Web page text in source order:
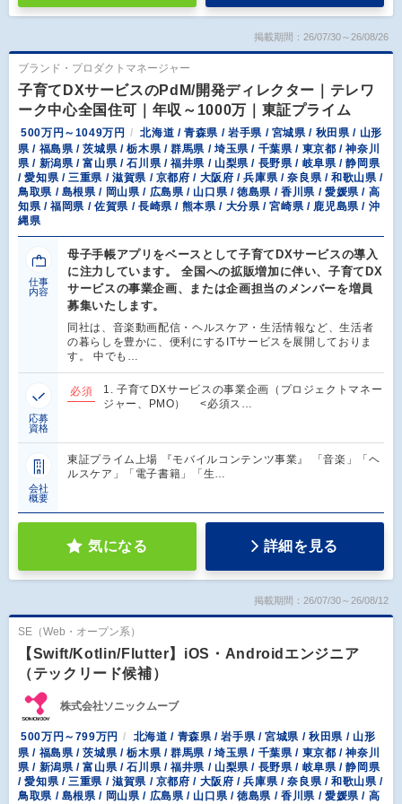
掲載期間：26/07/30～26/08/26
ブランド・プロダクトマネージャー
子育てDXサービスのPdM/開発ディレクター｜テレワ
ーク中心全国住可｜年収～1000万｜東証プライム
500万円～1049万円
北海道 / 青森県 / 岩手県 / 宮城県 / 秋田県 / 山形
県 / 福島県 / 茨城県 / 栃木県 / 群馬県 / 埼玉県 / 千葉県 / 東京都 / 神奈川
県 / 新潟県 / 富山県 / 石川県 / 福井県 / 山梨県 / 長野県 / 岐阜県 / 静岡県
/ 愛知県 / 三重県 / 滋賀県 / 京都府 / 大阪府 / 兵庫県 / 奈良県 / 和歌山県 /
鳥取県 / 島根県 / 岡山県 / 広島県 / 山口県 / 徳島県 / 香川県 / 愛媛県 / 高
知県 / 福岡県 / 佐賀県 / 長崎県 / 熊本県 / 大分県 / 宮崎県 / 鹿児島県 / 沖
縄県
仕事
内容
母子手帳アプリをベースとして子育てDXサービスの導入
に注力しています。 全国への拡販増加に伴い、子育てDX
サービスの事業企画、または企画担当のメンバーを増員
募集いたします。
同社は、音楽動画配信・ヘルスケア・生活情報など、生活者
の暮らしを豊かに、便利にするITサービスを展開しておりま
す。 中でも…
応募
資格
必須
1. 子育てDXサービスの事業企画（プロジェクトマネー
ジャー、PMO） <必須ス…
会社
概要
東証プライム上場 『モバイルコンテンツ事業』 「音楽」「ヘ
ルスケア」「電子書籍」「生…
気になる 詳細を見る
掲載期間：26/07/30～26/08/12
SE（Web・オープン系）
【Swift/Kotlin/Flutter】iOS・Androidエンジニア
（テックリード候補）
株式会社ソニックムーブ
500万円～799万円
北海道 / 青森県 / 岩手県 / 宮城県 / 秋田県 / 山形
県 / 福島県 / 茨城県 / 栃木県 / 群馬県 / 埼玉県 / 千葉県 / 東京都 / 神奈川
県 / 新潟県 / 富山県 / 石川県 / 福井県 / 山梨県 / 長野県 / 岐阜県 / 静岡県
/ 愛知県 / 三重県 / 滋賀県 / 京都府 / 大阪府 / 兵庫県 / 奈良県 / 和歌山県 /
鳥取県 / 島根県 / 岡山県 / 広島県 / 山口県 / 徳島県 / 香川県 / 愛媛県 / 高